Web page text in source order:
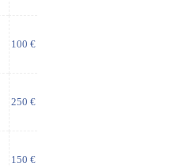
100 €
250 €
150 €